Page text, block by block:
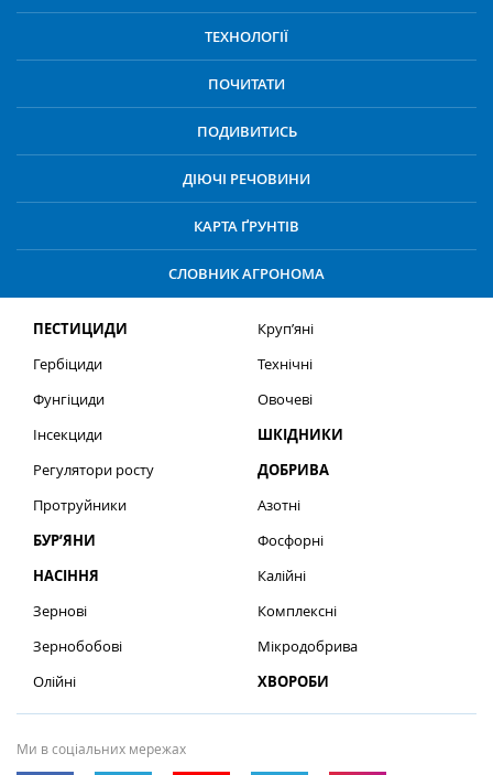
ТЕХНОЛОГІЇ
ПОЧИТАТИ
ПОДИВИТИСЬ
ДІЮЧІ РЕЧОВИНИ
КАРТА ҐРУНТІВ
СЛОВНИК АГРОНОМА
ПЕСТИЦИДИ
Гербіциди
Фунгіциди
Інсекциди
Регулятори росту
Протруйники
БУР’ЯНИ
НАСІННЯ
Зернові
Зернобобові
Олійні
Круп’яні
Технічні
Овочеві
ШКІДНИКИ
ДОБРИВА
Азотні
Фосфорні
Калійні
Комплексні
Мікродобрива
ХВОРОБИ
Ми в соціальних мережах